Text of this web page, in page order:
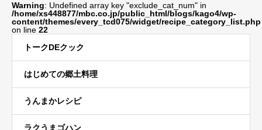
Warning: Undefined array key "exclude_cat_num" in
/home/xs448877/mbc.co.jp/public_html/blogs/kago4/wp-
content/themes/every_tcd075/widget/recipe_category_list.php
on line 22
トークDEクック
はじめての郷土料理
うんまかレシピ
ラクうまゴハン